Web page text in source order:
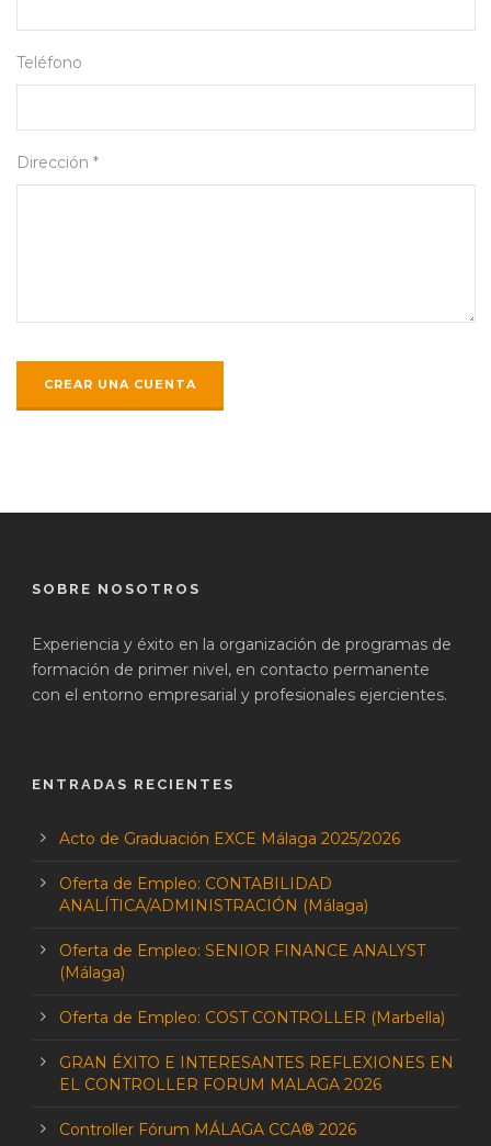
Teléfono
Dirección *
SOBRE NOSOTROS
Experiencia y éxito en la organización de programas de
formación de primer nivel, en contacto permanente
con el entorno empresarial y profesionales ejercientes.
ENTRADAS RECIENTES
Acto de Graduación EXCE Málaga 2025/2026
Oferta de Empleo: CONTABILIDAD
ANALÍTICA/ADMINISTRACIÓN (Málaga)
Oferta de Empleo: SENIOR FINANCE ANALYST
(Málaga)
Oferta de Empleo: COST CONTROLLER (Marbella)
GRAN ÉXITO E INTERESANTES REFLEXIONES EN
EL CONTROLLER FORUM MALAGA 2026
Controller Fórum MÁLAGA CCA® 2026